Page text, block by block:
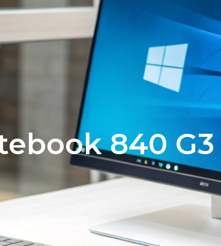
Teamviewer(support) Over ons
840 G3